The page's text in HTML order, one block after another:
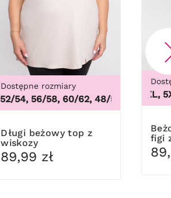
Dostępne rozmiary
56/58, 60/62,48/50, 52/54, 56/58,
Długi beżowy top z
wiskozy
89,99 zł
3XL, 4XL, 5XL,
Beżowe modelujące
figi